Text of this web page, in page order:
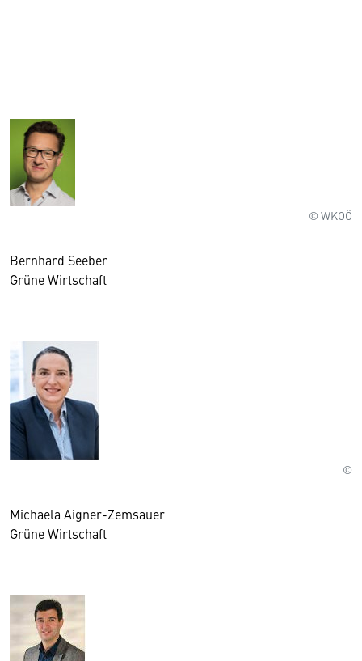
© WKOÖ
Bernhard Seeber
Grüne Wirtschaft
©
Michaela Aigner-Zemsauer
Grüne Wirtschaft